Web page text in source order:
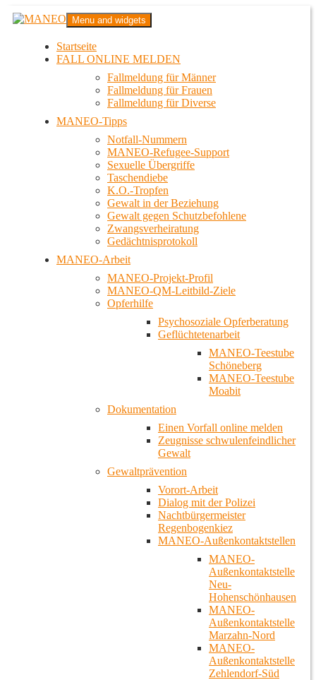
Zum
InhaltMANEO
Das schwule Anti-Gewalt-Projekt in Berlin
Menu and widgets
Startseite
FALL ONLINE MELDEN
Fallmeldung für Männer
Fallmeldung für Frauen
Fallmeldung für Diverse
MANEO-Tipps
Notfall-Nummern
MANEO-Refugee-Support
Sexuelle Übergriffe
Taschendiebe
K.O.-Tropfen
Gewalt in der Beziehung
Gewalt gegen Schutzbefohlene
Zwangsverheiratung
Gedächtnisprotokoll
MANEO-Arbeit
MANEO-Projekt-Profil
MANEO-QM-Leitbild-Ziele
Opferhilfe
Psychosoziale Opferberatung
Geflüchtetenarbeit
MANEO-Teestube
Schöneberg
MANEO-Teestube
Moabit
Dokumentation
Einen Vorfall online melden
Zeugnisse schwulenfeindlicher
Gewalt
Gewaltprävention
Vorort-Arbeit
Dialog mit der Polizei
Nachtbürgermeister
Regenbogenkiez
MANEO-Außenkontaktstellen
MANEO-
Außenkontaktstelle
Neu-
Hohenschönhausen
MANEO-
Außenkontaktstelle
Marzahn-Nord
MANEO-
Außenkontaktstelle
Zehlendorf-Süd